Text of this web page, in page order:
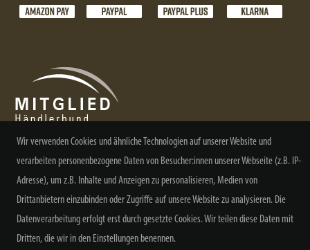
Wir verwenden Cookies und ähnliche Technologien auf unserer Website und
verarbeiten personenbezogene Daten von Besucher:innen unserer Webseite (z.B. IP-
Adresse), um z.B. Inhalte und Anzeigen zu personalisieren, Medien von
Drittanbietern einzubinden oder Zugriffe auf unsere Website zu analysieren. Die
Datenverarbeitung erfolgt erst durch gesetzte Cookies. Wir teilen diese Daten mit
Dritten, die wir in den Einstellungen benennen.